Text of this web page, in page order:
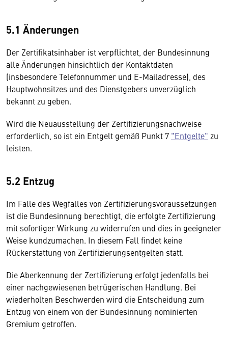
5.1 Änderungen
Der Zertifikatsinhaber ist verpflichtet, der Bundesinnung
alle Änderungen hinsichtlich der Kontaktdaten
(insbesondere Telefonnummer und E-Mailadresse), des
Hauptwohnsitzes und des Dienstgebers unverzüglich
bekannt zu geben.
Wird die Neuausstellung der Zertifizierungsnachweise
erforderlich, so ist ein Entgelt gemäß Punkt 7 "Entgelte" zu
leisten.
5.2 Entzug
Im Falle des Wegfalles von Zertifizierungsvoraussetzungen
ist die Bundesinnung berechtigt, die erfolgte Zertifizierung
mit sofortiger Wirkung zu widerrufen und dies in geeigneter
Weise kundzumachen. In diesem Fall findet keine
Rückerstattung von Zertifizierungsentgelten statt.
Die Aberkennung der Zertifizierung erfolgt jedenfalls bei
einer nachgewiesenen betrügerischen Handlung. Bei
wiederholten Beschwerden wird die Entscheidung zum
Entzug von einem von der Bundesinnung nominierten
Gremium getroffen.